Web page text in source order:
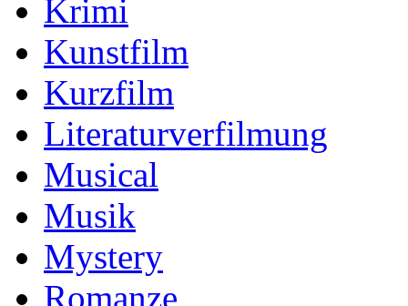
Krimi
Kunstfilm
Kurzfilm
Literaturverfilmung
Musical
Musik
Mystery
Romanze